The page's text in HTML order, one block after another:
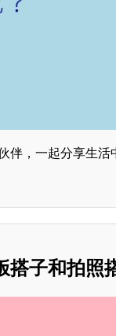
伴，一起分享生活
搭子和拍照